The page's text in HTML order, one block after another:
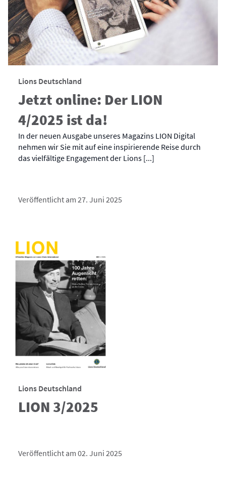
Lions Deutschland
Jetzt online: Der LION
4/2025 ist da!
In der neuen Ausgabe unseres Magazins LION Digital
nehmen wir Sie mit auf eine inspirierende Reise durch
das vielfältige Engagement der Lions [...]
Veröffentlicht am 27. Juni 2025
Lions Deutschland
LION 3/2025
Veröffentlicht am 02. Juni 2025